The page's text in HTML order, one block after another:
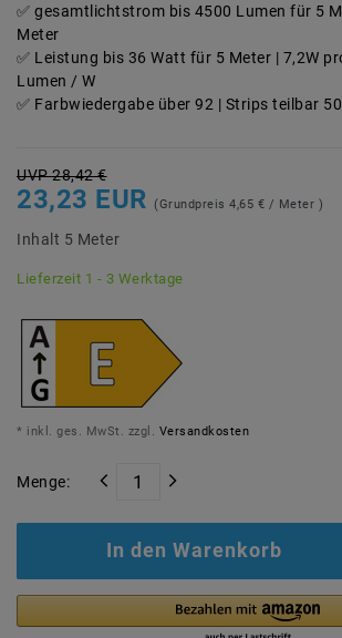
gesamtlichtstrom bis 4500 Lumen für 5
Meter
Leistung bis 36 Watt für 5 Meter | 7,2W
Lumen / W
Farbwiedergabe über 92 | Strips teilbar
UVP 28,42 €
23,23 EUR (Grundpreis 4,65 € / Meter )
Inhalt 5 Meter
Lieferzeit 1 - 3 Werktage
* inkl. ges. MwSt. zzgl. Versandkosten
Menge:
In den Warenkorb